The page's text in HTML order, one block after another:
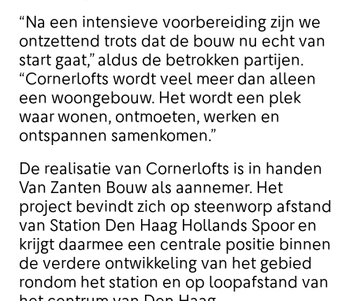
“Na een intensieve voorbereiding zijn we
ontzettend trots dat de bouw nu echt van
start gaat,” aldus de betrokken partijen.
“Cornerlofts wordt veel meer dan alleen
een woongebouw. Het wordt een plek
waar wonen, ontmoeten, werken en
ontspannen samenkomen.”
De realisatie van Cornerlofts is in handen
Van Zanten Bouw als aannemer. Het
project bevindt zich op steenworp afstand
van Station Den Haag Hollands Spoor en
krijgt daarmee een centrale positie binnen
de verdere ontwikkeling van het gebied
rondom het station en op loopafstand van